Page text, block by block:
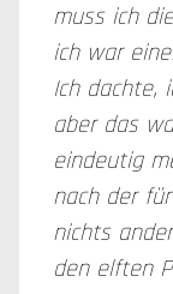
muss ich
ich war
Ich dachte,
aber das
eindeutig
nach der
nichts
den elften